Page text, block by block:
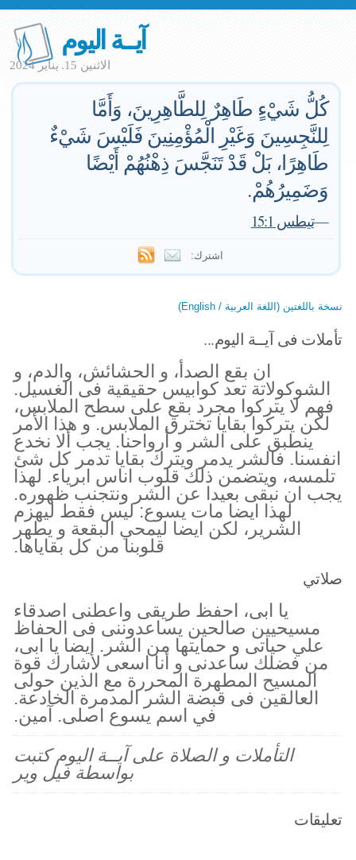
آيــة اليوم
الاثنين 15. يناير 2024
كُلُّ شَيْءٍ طَاهِرٌ لِلطَّاهِرِينَ، وَأَمَّا
لِلنَّجِسِينَ وَغَيْرِ الْمُؤْمِنِينَ فَلَيْسَ شَيْءٌ
طَاهِرًا، بَلْ قَدْ تَنَجَّسَ ذِهْنُهُمْ أَيْضًا
وَضَمِيرُهُمْ.
—تيطس 15:1
اشترك:
نسخة باللغتين (اللغة العربية / English)
تأملات فى آيــة اليوم...
ان بقع الصدأ، و الحشائش، والدم، و
الشوكولاتة تعد كوابيس حقيقية فى الغسيل.
فهم لا يتركوا مجرد بقع على سطح الملابس،
لكن يتركوا بقايا تخترق الملابس. و هذا الأمر
ينطبق على الشر و أرواحنا. يجب ألا نخدع
انفسنا. فالشر يدمر ويترك بقايا تدمر كل شئ
تلمسه، ويتضمن ذلك قلوب اناس ابرياء. لهذا
يجب ان نبقى بعيدا عن الشر ونتجنب ظهوره.
لهذا ايضا مات يسوع: ليس فقط ليهزم
الشرير، لكن ايضا ليمحي البقعة و يطهر
قلوبنا من كل بقاياها.
صلاتي
يا ابى، احفظ طريقى واعطنى اصدقاء
مسيحيين صالحين يساعدوننى فى الحفاظ
علي حياتى و حمايتها من الشر. ايضا يا ابى،
من فضلك ساعدنى و أنا اسعى لأشارك قوة
المسيح المطهرة المحررة مع الذين حولى
العالقين فى قبضة الشر المدمرة الخادعة.
في اسم يسوع اصلى. آمين.
التأملات و الصلاة على آيــة اليوم كتبت
بواسطة فيل وير
تعليقات